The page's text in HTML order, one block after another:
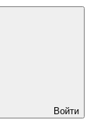
Войти